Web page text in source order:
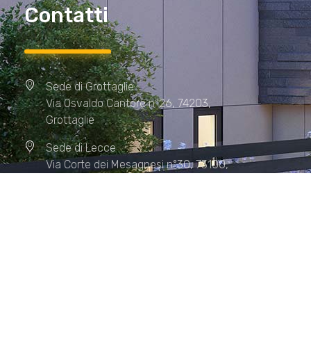
Contatti
Sede di Grottaglie
Via Osvaldo Cantore n°26, 74203,
Grottaglie
Sede di Lecce
Via Corte dei Mesagnesi n°30, 73100,